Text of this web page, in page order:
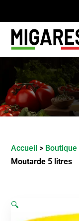
Accueil > Boutique
Moutarde 5 litres
🔍